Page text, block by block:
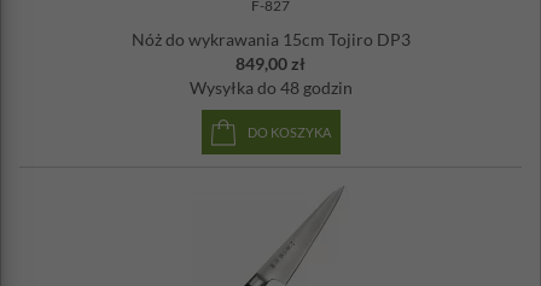
F-827
Nóż do wykrawania 15cm Tojiro DP3
849,00 zł
Wysyłka do 48 godzin
DO KOSZYKA